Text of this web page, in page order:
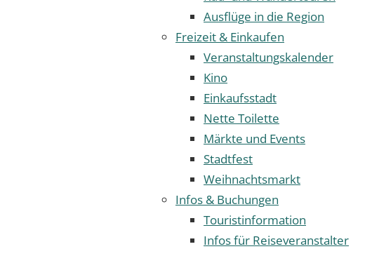
Ausflüge in die Region
Freizeit & Einkaufen
Veranstaltungskalender
Kino
Einkaufsstadt
Nette Toilette
Märkte und Events
Stadtfest
Weihnachtsmarkt
Infos & Buchungen
Touristinformation
Infos für Reiseveranstalter